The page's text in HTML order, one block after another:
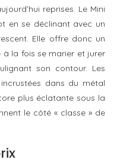
reprises. Le Mini
en se déclinant avec un
Elle offre donc un
la fois se marier et jurer
son contour. Les
dans du métal
plus éclatante sous la
le côté « classe » de